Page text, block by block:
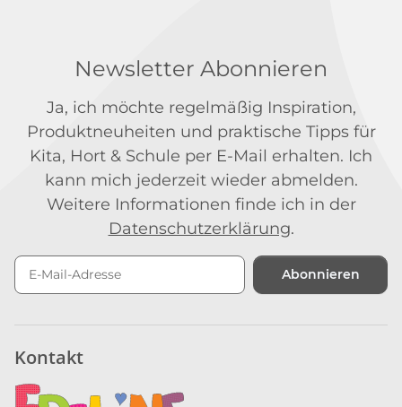
Newsletter Abonnieren
Ja, ich möchte regelmäßig Inspiration,
Produktneuheiten und praktische Tipps für
Kita, Hort & Schule per E-Mail erhalten. Ich
kann mich jederzeit wieder abmelden.
Weitere Informationen finde ich in der
Datenschutzerklärung.
Abonnieren
Kontakt